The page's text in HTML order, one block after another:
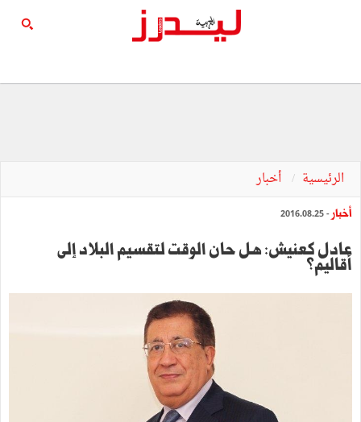
الرئيسية أخبار
أخبار - 2016.08.25
عادل كعنيش: هل حان الوقت لتقسيم البلاد إلى
أقاليم؟